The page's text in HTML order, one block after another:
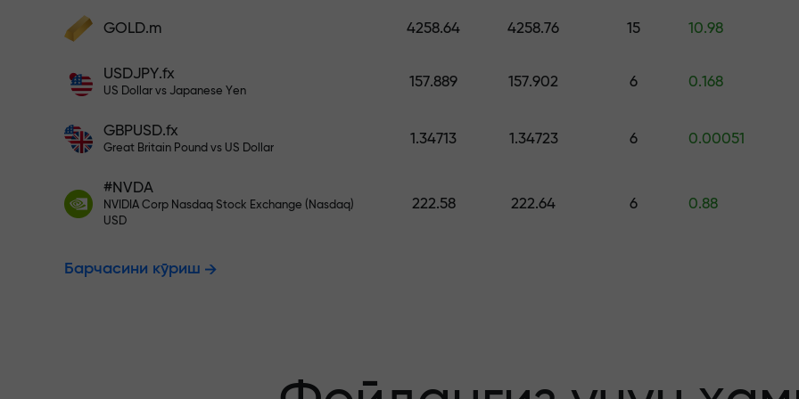
Ҳисобни тўлдиринг ва
бонус олинг. X1000 хато эмас. Депозит
қанча катта бўлса, мультипликатор
Ҳисобингизни $333 билан тўлдиринг — $1,500 гача қийматдаги
Рисксиз савдо қилинг —
фойдангиз кафолатланади
X1000 гача бонус —
GOLD.m 4258.64 4258.76 15 10.98
USDJPY.fx
US Dollar vs Japanese Yen
157.889 157.902 6 0.168
GBPUSD.fx
Great Britain Pound vs US Dollar
1.34713 1.34723 6 0.00051
#NVDA
NVIDIA Corp Nasdaq Stock Exchange (Nasdaq)
USD
222.58 222.64 6 0.88
Барчасини кўриш